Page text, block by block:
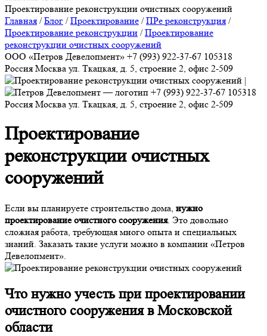
Проектирование реконструкции очистных сооружений
Главная /Блог /Проектирование /ПРе реконструкция /
Проектирование реконструкции /Проектирование
реконструкции очистных сооружений
ООО «Петров Девелопмент» +7 (993) 922-37-67 105318
Россия Москва ул. Ткацкая, д. 5, строение 2, офис 2-509
+7 (993) 922-37-67 105318
Россия Москва ул. Ткацкая, д. 5, строение 2, офис 2-509
Проектирование
реконструкции очистных
сооружений
Если вы планируете строительство дома, нужно
проектирование очистного сооружения. Это довольно
сложная работа, требующая много опыта и специальных
знаний. Заказать такие услуги можно в компании «Петров
Девелопмент».
Что нужно учесть припроектировании
очистного сооружения в Московской
области